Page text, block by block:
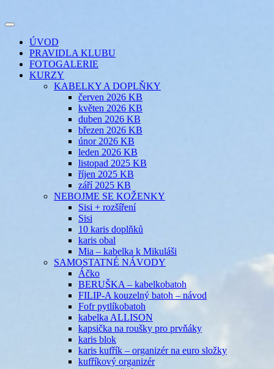
k
webuEVIKLUB
šicí klub
Toggle
navigation
ÚVOD
PRAVIDLA KLUBU
FOTOGALERIE
KURZY
KABELKY A DOPLŇKY
červen 2026 KB
květen 2026 KB
duben 2026 KB
březen 2026 KB
únor 2026 KB
leden 2026 KB
listopad 2025 KB
říjen 2025 KB
září 2025 KB
NEBOJME SE KOŽENKY
Sisi + rozšíření
Sisi
10 karis doplňků
karis obal
Mia – kabelka k Mikuláši
SAMOSTATNÉ NÁVODY
Áčko
BERUŠKA – kabelkobatoh
FILIP-A kouzelný batoh – návod
Fofr pytlíkobatoh
kabelka ALLISON
kapsička na roušky pro prvňáky
karis blok
karis kufřík – organizér na euro složky
kufříkový organizér